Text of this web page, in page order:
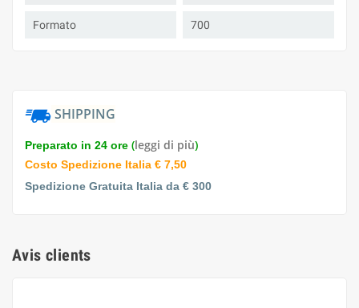
Formato 700
SHIPPING
Preparato in 24 ore (leggi di più)
Costo Spedizione Italia € 7,50
Spedizione Gratuita Italia da € 300
Avis clients